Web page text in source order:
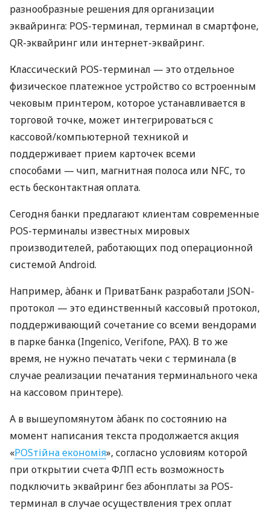
разнообразные решения для организации
эквайринга: POS-терминал, терминал в смартфоне,
QR-эквайринг или интернет-эквайринг.
Классический POS-терминал — это отдельное
физическое платежное устройство со встроенным
чековым принтером, которое устанавливается в
торговой точке, может интегрироваться с
кассовой/компьютерной техникой и
поддерживает прием карточек всеми
способами — чип, магнитная полоса или NFC, то
есть бесконтактная оплата.
Сегодня банки предлагают клиентам современные
POS-терминалы известных мировых
производителей, работающих под операционной
системой Android.
Например, àбанк и ПриватБанк разработали JSON-
протокол — это единственный кассовый протокол,
поддерживающий сочетание со всеми вендорами
в парке банка (Ingenico, Verifone, PAX). В то же
время, не нужно печатать чеки с терминала (в
случае реализации печатания терминального чека
на кассовом принтере).
А в вышеупомянутом àбанк по состоянию на
момент написания текста продолжается акция
«POSтійна економія», согласно условиям которой
при открытии счета ФЛП есть возможность
подключить эквайринг без абонплаты за POS-
терминал в случае осуществления трех оплат